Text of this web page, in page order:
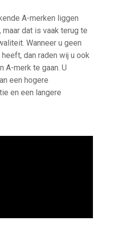
A-merken liggen
maar dat is vaak terug te
Wanneer u geen
dan raden wij u ook
A-merk te gaan. U
een hogere
en een langere